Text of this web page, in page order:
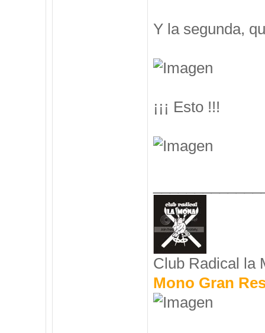
Y la segunda,
¡¡¡ Esto !!!
Club Radical la
Mono Gran